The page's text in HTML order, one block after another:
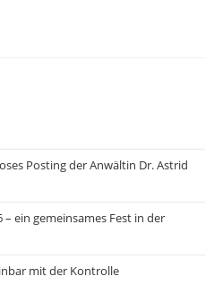
Posting der Anwältin Dr. Astrid
– ein gemeinsames Fest in der
mit der Kontrolle